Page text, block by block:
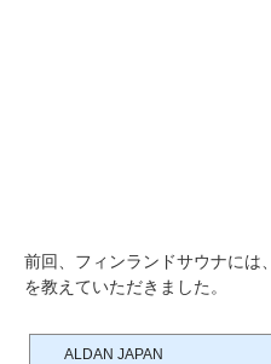
前回、フィンランドサウナには
を教えていただきました。
ALDAN JAPAN